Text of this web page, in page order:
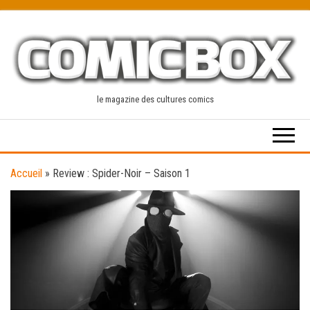
content
le magazine des cultures comics
Accueil » Review : Spider-Noir – Saison 1